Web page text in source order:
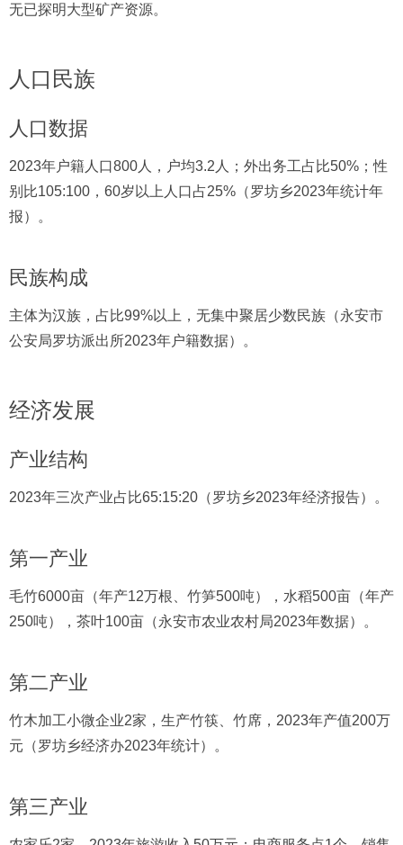
无已探明大型矿产资源。
人口民族
人口数据
2023年户籍人口800人，户均3.2人；外出务工占比50%；性
别比105:100，60岁以上人口占25%（罗坊乡2023年统计年
报）。
民族构成
主体为汉族，占比99%以上，无集中聚居少数民族（永安市
公安局罗坊派出所2023年户籍数据）。
经济发展
产业结构
2023年三次产业占比65:15:20（罗坊乡2023年经济报告）。
第一产业
毛竹6000亩（年产12万根、竹笋500吨），水稻500亩（年产
250吨），茶叶100亩（永安市农业农村局2023年数据）。
第二产业
竹木加工小微企业2家，生产竹筷、竹席，2023年产值200万
元（罗坊乡经济办2023年统计）。
第三产业